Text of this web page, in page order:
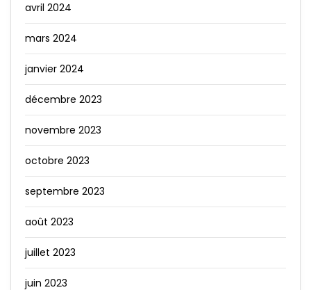
avril 2024
mars 2024
janvier 2024
décembre 2023
novembre 2023
octobre 2023
septembre 2023
août 2023
juillet 2023
juin 2023